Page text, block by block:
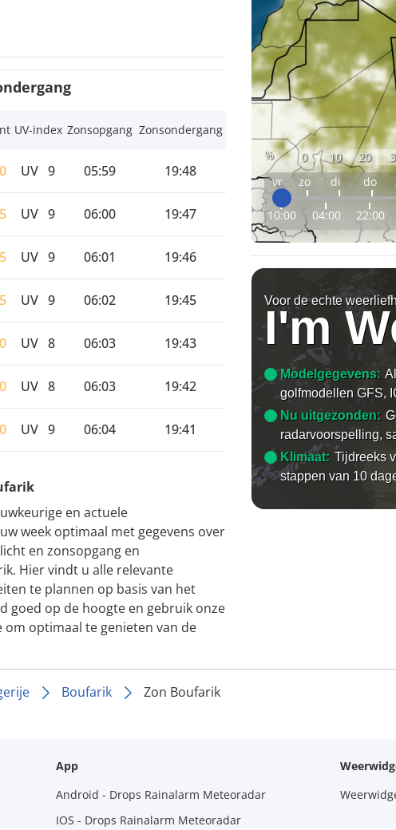
UV-index Zonsopgang Zonsondergang
UV 9 05:59 19:48
UV 9 06:00 19:47
UV 9 06:01 19:46
UV 9 06:02 19:45
UV 8 06:03 19:43
UV 8 06:03 19:42
UV 9 06:04 19:41
en actuele
week optimaal met gegevens over
en zonsopgang en
Hier vindt u alle relevante
te plannen op basis van het
goed op de hoogte en gebruik onze
optimaal te genieten van de
% 0 10 20
vr
zo di do
10:00 04:00 22:00
Voor de echte
I'm
Modelgegevens:
golfmodellen GFS,
Nu uitgezonden:
radarvoorspelling,
Klimaat: Tijdreeks
stappen van 10
Boufarik Zon Boufarik
App
Android - Drops Rainalarm Meteoradar
IOS - Drops Rainalarm Meteoradar